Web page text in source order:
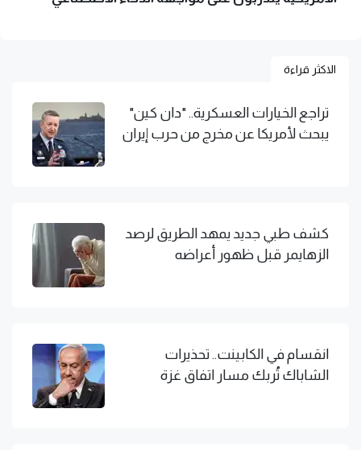
الاكثر قراءة
تراجع الخيارات العسكرية.. "دان كين"
يبحث لأمريكا عن مخرج من حرب إيران
كشف طبي جديد يمهد الطريق لرصد
الزهايمر قبل ظهور أعراضه
انقسام في الكابينت.. تحذيرات
الشاباك تُربك مسار اتفاق غزة